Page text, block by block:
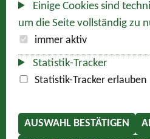
Einige Cookies sind
um die Seite vollständig zu
immer aktiv
Statistik-Tracker
Statistik-Tracker erlauben
AUSWAHL BESTÄTIGEN